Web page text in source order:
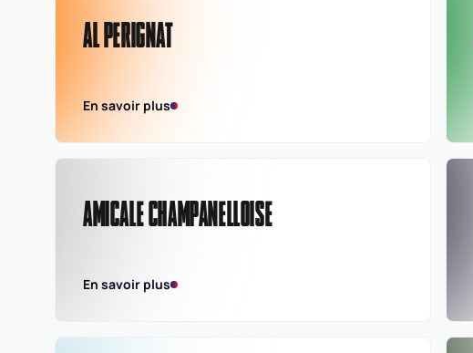
AL PERIGNAT
En savoir plus
AMICALE CHAMPANELLOISE
En savoir plus